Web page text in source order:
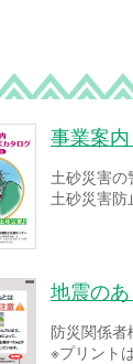
事業案
土砂災害の
土砂災害防
地震の
防災関係
※プリント